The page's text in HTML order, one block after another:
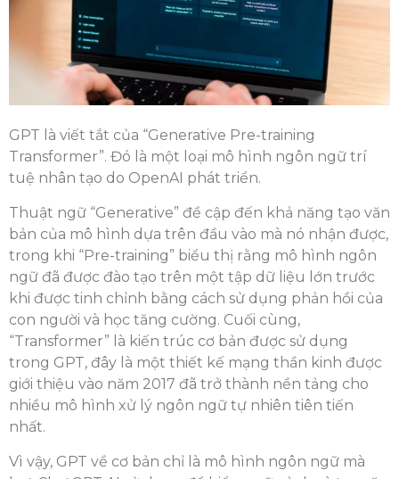
GPT là viết tắt của “Generative Pre-training
Transformer”. Đó là một loại mô hình ngôn ngữ trí
tuệ nhân tạo do OpenAI phát triển.
Thuật ngữ “Generative” đề cập đến khả năng tạo văn
bản của mô hình dựa trên đầu vào mà nó nhận được,
trong khi “Pre-training” biểu thị rằng mô hình ngôn
ngữ đã được đào tạo trên một tập dữ liệu lớn trước
khi được tinh chỉnh bằng cách sử dụng phản hồi của
con người và học tăng cường. Cuối cùng,
“Transformer” là kiến trúc cơ bản được sử dụng
trong GPT, đây là một thiết kế mạng thần kinh được
giới thiệu vào năm 2017 đã trở thành nền tảng cho
nhiều mô hình xử lý ngôn ngữ tự nhiên tiên tiến
nhất.
Vì vậy, GPT về cơ bản chỉ là mô hình ngôn ngữ mà